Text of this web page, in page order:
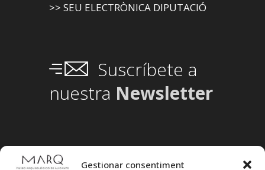
Gestionar consentiment
>> SEU ELECTRÒNICA DIPUTACIÓ
Suscríbete a
nuestra Newsletter